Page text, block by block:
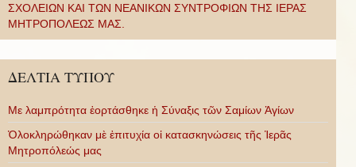
ΣΧΟΛΕΙΩΝ ΚΑΙ ΤΩΝ ΝΕΑΝΙΚΩΝ ΣΥΝΤΡΟΦΙΩΝ ΤΗΣ ΙΕΡΑΣ
ΜΗΤΡΟΠΟΛΕΩΣ ΜΑΣ.
ΔΕΛΤΙΑ ΤΥΠΟΥ
Με λαμπρότητα ἑορτάσθηκε ἡ Σύναξις τῶν Σαμίων Ἁγίων
Ὁλοκληρώθηκαν μὲ ἐπιτυχία οἱ κατασκηνώσεις τῆς Ἱερᾶς
Μητροπόλεώς μας